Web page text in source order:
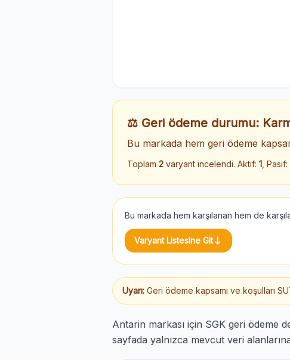
⚖️ Geri ödeme durumu:
Bu markada hem geri ödeme
Toplam 2 varyant incelendi. Aktif: 1 , Pasif:
Bu markada hem karşılanan hem de
Varyant Listesine Gitsouth
Uyarı: Geri ödeme kapsamı ve koşulları
Antarin markası için SGK geri ödeme
sayfada yalnızca mevcut veri